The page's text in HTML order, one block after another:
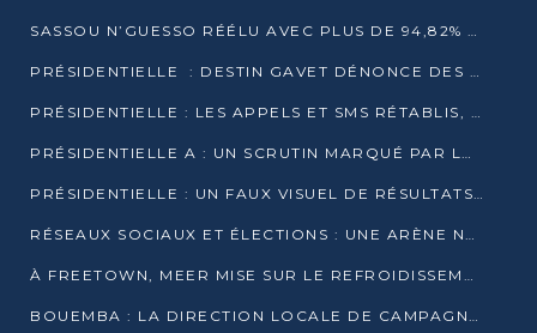
SASSOU N’GUESSO RÉÉLU AVEC PLUS DE 94,82% DES VOIX
PRÉSIDENTIELLE : DESTIN GAVET DÉNONCE DES IRRÉGULARITÉS ET REVENDIQUE LA VICTOIRE
PRÉSIDENTIELLE : LES APPELS ET SMS RÉTABLIS, INTERNET RESTE BLOQUÉ
PRÉSIDENTIELLE A : UN SCRUTIN MARQUÉ PAR LA COUPURE D’INTERNET ET UNE AFFLUENCE TIMIDE À BRAZZAVILLE
PRÉSIDENTIELLE : UN FAUX VISUEL DE RÉSULTATS CIRCULE
RÉSEAUX SOCIAUX ET ÉLECTIONS : UNE ARÈNE NUMÉRIQUE EN PLEINE MUTATION AU CONGO
À FREETOWN, MEER MISE SUR LE REFROIDISSEMENT PASSIF FACE À LA CHALEUR EXTRÊME
BOUEMBA : LA DIRECTION LOCALE DE CAMPAGNE DE DENIS SASSOU N’GUESSO MULTIPLIE LES ACTIVITÉS DE MOBILISATION